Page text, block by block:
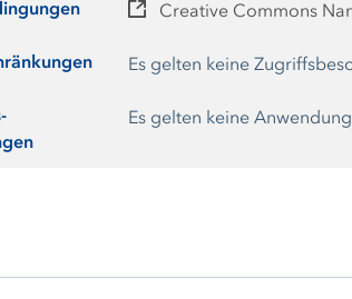
Creative Commons
Es gelten keine
Es gelten keine